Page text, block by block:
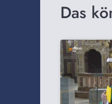
Das